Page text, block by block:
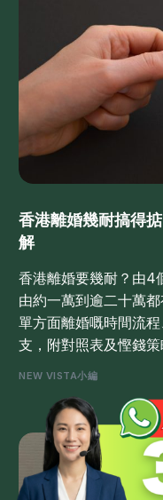
香港離婚幾耐搞得
解
香港離婚要幾耐？由4
由約一萬到逾二十萬
單方面離婚嘅時間流
支，附對照表及慳錢策
NEW VISTA小編